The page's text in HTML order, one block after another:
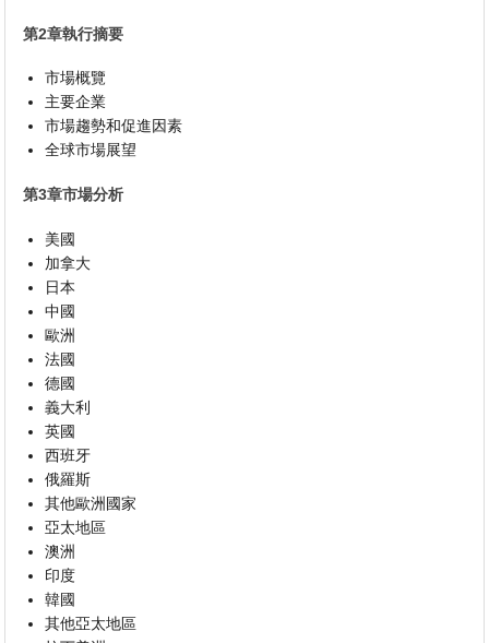
第2章執行摘要
市場概覽
主要企業
市場趨勢和促進因素
全球市場展望
第3章市場分析
美國
加拿大
日本
中國
歐洲
法國
德國
義大利
英國
西班牙
俄羅斯
其他歐洲國家
亞太地區
澳洲
印度
韓國
其他亞太地區